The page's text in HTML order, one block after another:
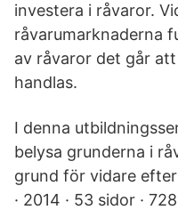
investera i råvaror.
råvarumarknaderna
av råvaror det går
handlas.
I denna
belysa grunderna i
grund för vidare
· 2014 · 53 sidor ·